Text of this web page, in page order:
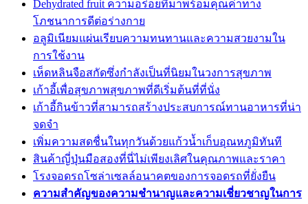
Dehydrated fruit ความอร่อยที่มาพร้อมคุณค่าทาง
โภชนาการดีต่อร่างกาย
อลูมิเนียมแผ่นเรียบความทนทานและความสวยงามใน
การใช้งาน
เห็ดหลินจือสกัดซึ่งกำลังเป็นที่นิยมในวงการสุขภาพ
เก้าอี้เพื่อสุขภาพสุขภาพที่ดีเริ่มต้นที่ที่นั่ง
เก้าอี้กินข้าวที่สามารถสร้างประสบการณ์ทานอาหารที่น่า
จดจำ
เพิ่มความสดชื่นในทุกวันด้วยแก้วน้ำเก็บอุณหภูมิทันที
สินค้าญี่ปุ่นมือสองที่นี่ไม่เพียงเลิศในคุณภาพและราคา
โรงจอดรถโซล่าเซลล์อนาคตของการจอดรถที่ยั่งยืน
ความสำคัญของความชำนาญและความเชี่ยวชาญในการ